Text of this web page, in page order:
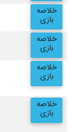
خلاصه
بازی
خلاصه
بازی
خلاصه
بازی
خلاصه
بازی